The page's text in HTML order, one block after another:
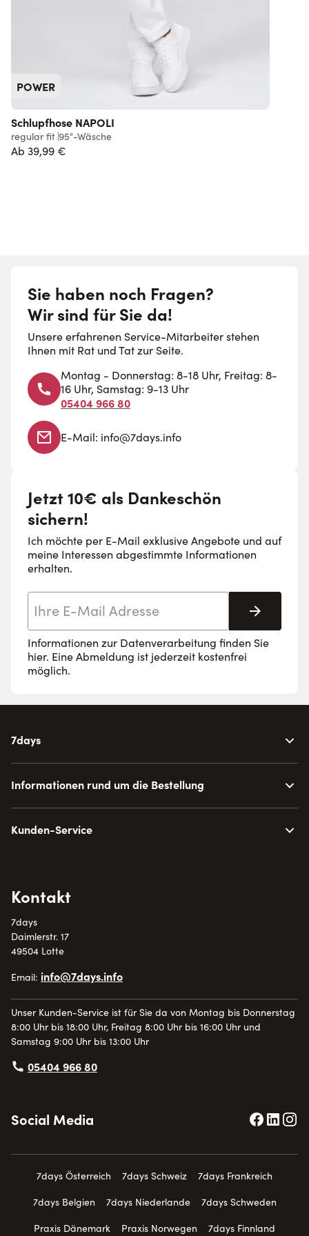
POWER
Schlupfhose NAPOLI
regular fit 95°-Wäsche
Ab 39,99 €
Sie haben noch Fragen?
Wir sind für Sie da!
Unsere erfahrenen Service-Mitarbeiter stehen
Ihnen mit Rat und Tat zur Seite.
Montag - Donnerstag: 8-18 Uhr, Freitag: 8-
16 Uhr, Samstag: 9-13 Uhr
05404 966 80
E-Mail: info@7days.info
Jetzt 10€ als Dankeschön
sichern!
Ich möchte per E-Mail exklusive Angebote und auf
meine Interessen abgestimmte Informationen
erhalten.
Informationen zur Datenverarbeitung finden Sie
hier. Eine Abmeldung ist jederzeit kostenfrei
möglich.
7days
Informationen rund um die Bestellung
Kunden-Service
Kontakt
7days
Daimlerstr. 17
49504 Lotte
Email: info@7days.info
Unser Kunden-Service ist für Sie da von Montag bis Donnerstag
8:00 Uhr bis 18:00 Uhr, Freitag 8:00 Uhr bis 16:00 Uhr und
Samstag 9:00 Uhr bis 13:00 Uhr
05404 966 80
Social Media
7days Österreich 7days Schweiz
7days Frankreich
7days Belgien
7days Niederlande
7days Schweden
Praxis Dänemark
Praxis Norwegen 7days Finnland